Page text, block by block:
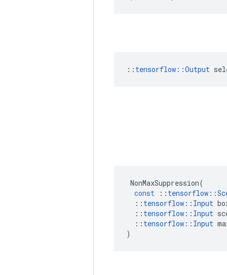
:: tensorflow::Output
NonMaxSuppression(
const
:: tensorflow ::
:: tensorflow :: Input
:: tensorflow :: Input
:: tensorflow :: Input
)